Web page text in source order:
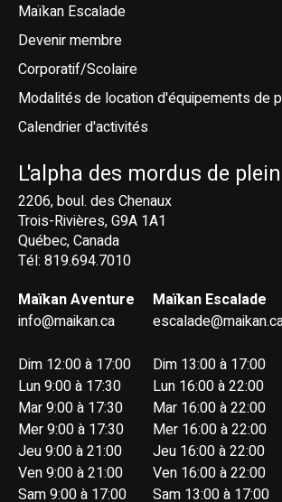
Maïkan Escalade
Devenir membre
Corporatif/Scolaire
Modalités de location d'équipements de
Calendrier d'activités
L'alpha des mordus de
2206, boul. des Chenaux
Trois-Rivières, G9A 1A1
Québec, Canada
Tél: 819.694.7010
Maïkan Aventure
info@maikan.ca
Dim 12:00 à 17:00
Lun 9:00 à 17:30
Mar 9:00 à 17:30
Mer 9:00 à 17:30
Jeu 9:00 à 21:00
Ven 9:00 à 21:00
Sam 9:00 à 17:00
Maïkan Escalade
Dim 13:00 à 17:00
Lun 16:00 à 22:00
Mar 16:00 à 22:00
Mer 16:00 à 22:00
Jeu 16:00 à 22:00
Ven 16:00 à 22:00
Sam 13:00 à 17:00